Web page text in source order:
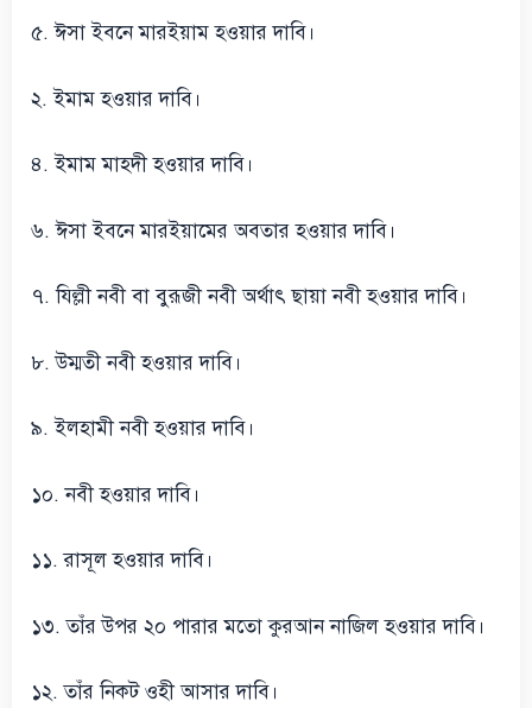
৫. ঈসা ইবনে মারইয়াম হওয়ার দাবি।
২. ইমাম হওয়ার দাবি।
৪. ইমাম মাহদী হওয়ার দাবি।
৬. ঈসা ইবনে মারইয়ামের অবতার হওয়ার দাবি।
৭. যিল্লী নবী বা বুরূজী নবী অর্থাৎ ছায়া নবী হওয়ার দাবি।
৮. উম্মতী নবী হওয়ার দাবি।
৯. ইলহামী নবী হওয়ার দাবি।
১০. নবী হওয়ার দাবি।
১১. রাসূল হওয়ার দাবি।
১৩. তাঁর উপর ২০ পারার মতো কুরআন নাজিল হওয়ার দাবি।
১২. তাঁর নিকট ওহী আসার দাবি।